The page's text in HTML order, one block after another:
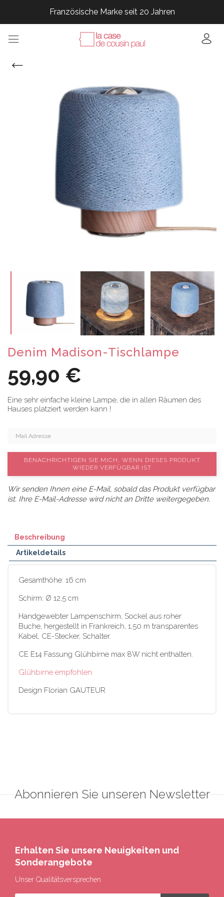
Französische Marke seit 20 Jahren
Französische Marke seit 20 Jahren
Französische Marke seit 20 Jahren
Denim Madison-Tischlampe
59,90 €
Eine sehr einfache kleine Lampe, die in allen Räumen des
Hauses platziert werden kann !
BENACHRICHTIGEN SIE MICH, WENN DIESES PRODUKT
WIEDER VERFÜGBAR IST
Wir senden Ihnen eine E-Mail, sobald das Produkt verfügbar
ist. Ihre E-Mail-Adresse wird nicht an Dritte weitergegeben.
Beschreibung
Artikeldetails
Gesamthöhe: 16 cm
Schirm: Ø 12,5 cm
Handgewebter Lampenschirm, Sockel aus roher
Buche, hergestellt in Frankreich, 1,50 m transparentes
Kabel, CE-Stecker, Schalter.
CE E14 Fassung Glühbirne max 8W nicht enthalten.
Glühbirne empfohlen.
Design Florian GAUTEUR
Abonnieren Sie unseren Newsletter
Erhalten Sie unsere Neuigkeiten und
Sonderangebote
Unser Qualitätsversprechen